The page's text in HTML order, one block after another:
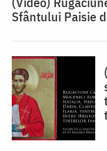
Sfântului Paisie